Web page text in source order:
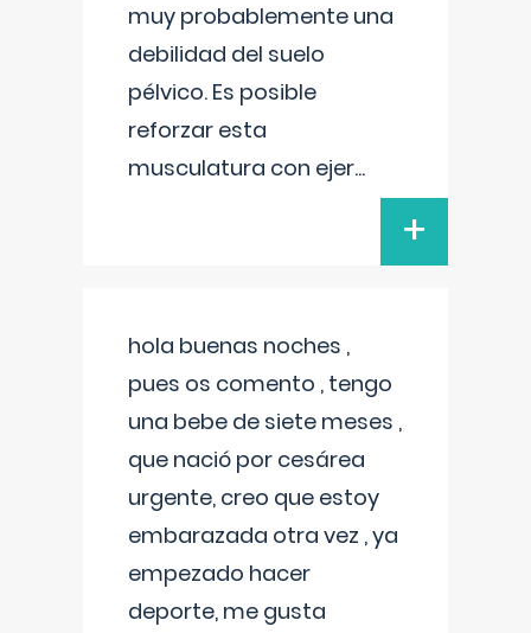
muy probablemente una
debilidad del suelo
pélvico. Es posible
reforzar esta
musculatura con ejer...
+
hola buenas noches ,
pues os comento , tengo
una bebe de siete meses ,
que nació por cesárea
urgente, creo que estoy
embarazada otra vez , ya
empezado hacer
deporte, me gusta